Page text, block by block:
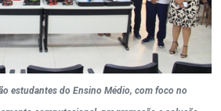
estudantes do Ensino Médio, com foco no